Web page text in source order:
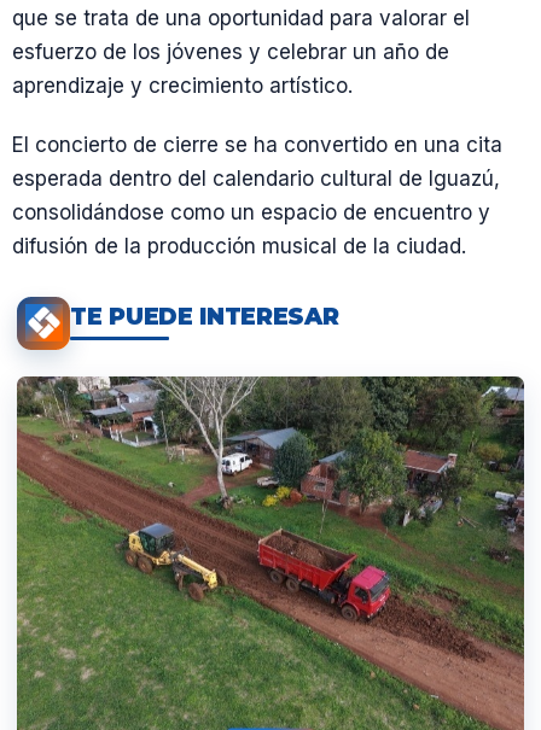
que se trata de una oportunidad para valorar el
esfuerzo de los jóvenes y celebrar un año de
aprendizaje y crecimiento artístico.
El concierto de cierre se ha convertido en una cita
esperada dentro del calendario cultural de Iguazú,
consolidándose como un espacio de encuentro y
difusión de la producción musical de la ciudad.
TE PUEDE INTERESAR